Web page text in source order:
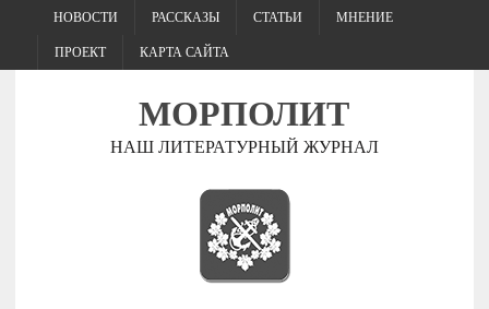
НОВОСТИ РАССКАЗЫ СТАТЬИ МНЕНИЕ
ПРОЕКТ КАРТА САЙТА
МОРПОЛИТ
НАШ ЛИТЕРАТУРНЫЙ ЖУРНАЛ